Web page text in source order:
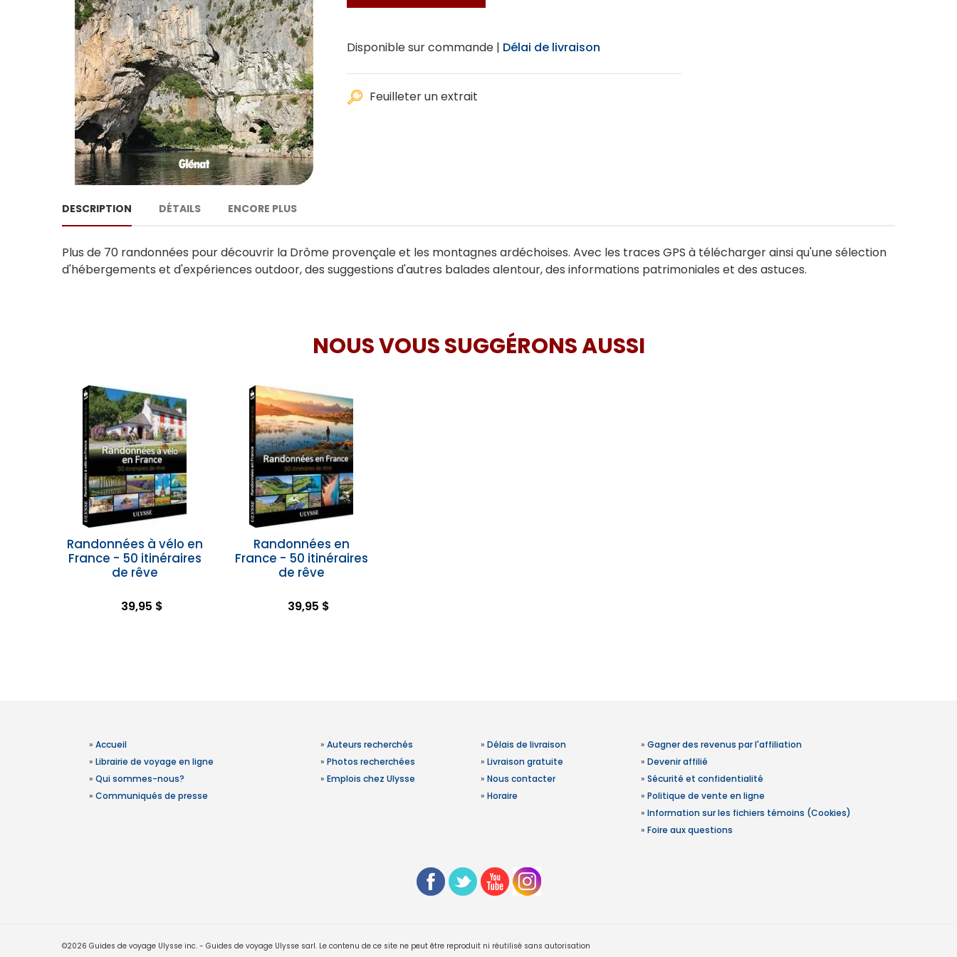
Disponible sur commande | Délai de livraison
Feuilleter un extrait
DESCRIPTION DÉTAILS ENCORE PLUS
Plus de 70 randonnées pour découvrir la Drôme provençale et les montagnes ardéchoises. Avec les traces GPS à télécharger ainsi qu'une sélection
d'hébergements et d'expériences outdoor, des suggestions d'autres balades alentour, des informations patrimoniales et des astuces.
NOUS VOUS SUGGÉRONS AUSSI
Randonnées à vélo en
France - 50 itinéraires
de rêve
39,95 $
Randonnées en
France - 50 itinéraires
de rêve
39,95 $
» Accueil
» Librairie de voyage en ligne
» Qui sommes-nous?
» Communiqués de presse
» Auteurs recherchés
» Photos recherchées
» Emplois chez Ulysse
» Délais de livraison
» Livraison gratuite
» Nous contacter
» Horaire
» Gagner des revenus par l'affiliation
» Devenir affilié
» Sécurité et confidentialité
» Politique de vente en ligne
» Information sur les fichiers témoins (Cookies)
» Foire aux questions
©2026 Guides de voyage Ulysse inc. - Guides de voyage Ulysse sarl. Le contenu de ce site ne peut être reproduit ni réutilisé sans autorisation